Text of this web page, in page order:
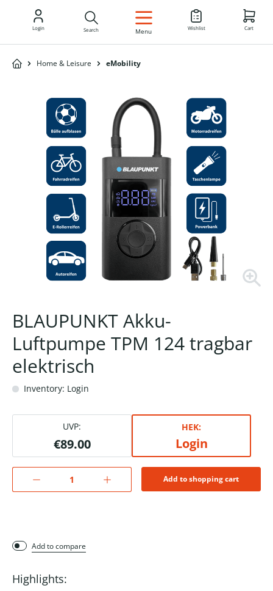
EN
Login Search Menu Wishlist Cart
Home & Leisure eMobility
BLAUPUNKT Akku-
Luftpumpe TPM 124 tragbar
elektrisch
Inventory: Login
UVP:
€89.00
HEK:
Login
Add to shopping cart
Add to compare
Highlights: